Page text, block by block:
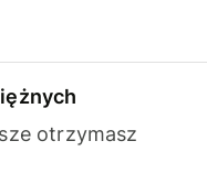
otrzymasz